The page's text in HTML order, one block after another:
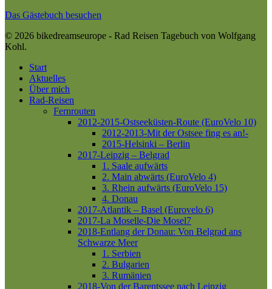
Das Gästebuch besuchen
© 2026 bikedreamseurope - Rad Reisen Tagebuch von Wolfgang
Kohl.
Close
Menu
Start
Aktuelles
Über mich
Rad-Reisen
Fernrouten
2012-2015-Ostseeküsten-Route (EuroVelo 10)
2012-2013-Mit der Ostsee fing es an!-
2015-Helsinki – Berlin
2017-Leipzig – Belgrad
1. Saale aufwärts
2. Main abwärts (EuroVelo 4)
3. Rhein aufwärts (EuroVelo 15)
4. Donau
2017-Atlantik – Basel (Eurovelo 6)
2017-La Moselle-Die Mosel7
2018-Entlang der Donau: Von Belgrad ans
Schwarze Meer
1. Serbien
2. Bulgarien
3. Rumänien
2018-Von der Barentssee nach Leipzig